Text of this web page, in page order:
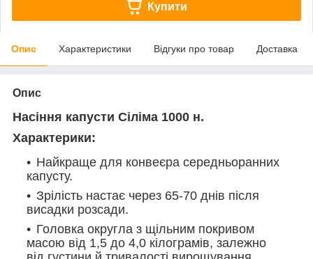
Купити
Опис Характеристики Відгуки про товар Доставка
Опис
Насіння капусти Сіліма 1000 н.
Характерики:
Найкраще для конвеєра середньоранних
капусту.
Зрілість настає через 65-70 днів після
висадки розсади.
Головка округла з щільним покривом
масою від 1,5 до 4,0 кілограмів, залежно